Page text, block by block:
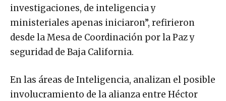
investigaciones, de inteligencia y
ministeriales apenas iniciaron”, refirieron
desde la Mesa de Coordinación por la Paz y
seguridad de Baja California.
En las áreas de Inteligencia, analizan el posible
involucramiento de la alianza entre Héctor